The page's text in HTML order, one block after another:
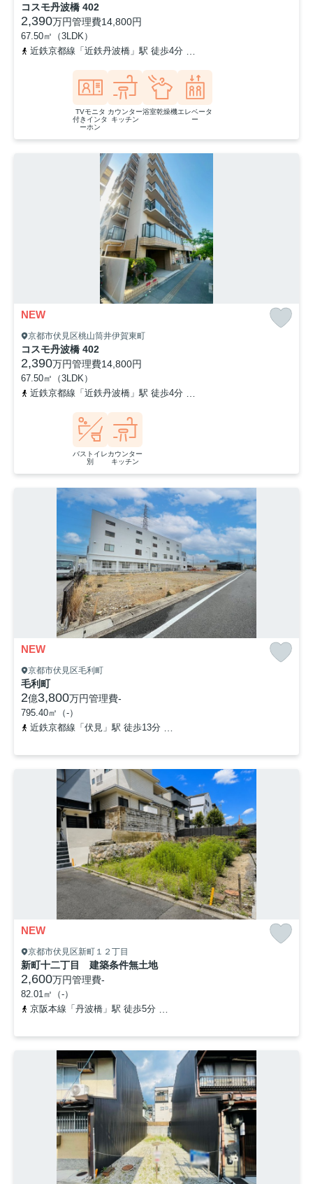
コスモ丹波橋 402
2,390万円管理費14,800円
67.50㎡（3LDK）
近鉄京都線「近鉄丹波橋」駅 徒歩4分
TVモニタ
付きインタ
ーホン
カウンター
キッチン
浴室乾燥機エレベータ
ー
NEW
京都市伏見区桃山筒井伊賀東町
コスモ丹波橋 402
2,390万円管理費14,800円
67.50㎡（3LDK）
近鉄京都線「近鉄丹波橋」駅 徒歩4分
バストイレ
別
カウンター
キッチン
NEW
京都市伏見区毛利町
毛利町
2億3,800万円管理費-
795.40㎡（-）
近鉄京都線「伏見」駅 徒歩13分
NEW
京都市伏見区新町１２丁目
新町十二丁目 建築条件無土地
2,600万円管理費-
82.01㎡（-）
京阪本線「丹波橋」駅 徒歩5分